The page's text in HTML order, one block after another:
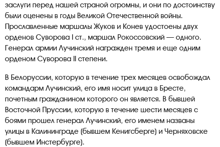
заслуги перед нашей страной огромны, и они по достоинству
были оценены в годы Великой Отечественной войны.
Прославленные маршалы Жуков и Конев удостоены двух
орденов Суворова I ст., маршал Рокоссовский — одного.
Генерал армии Лучинский награжден тремя и еще одним
орденом Суворова II степени.
В Белоруссии, которую в течение трех месяцев освобождал
командарм Лучинский, его имя носит улица в Бресте,
почетным гражданином которого он является. В бывшей
Восточной Пруссии, которую в течение шести месяцев с
боями прошел генерал Лучинский, его именем названы
улицы в Калининграде (бывшем Кенигсберге) и Черняховске
(бывшем Инстербурге).